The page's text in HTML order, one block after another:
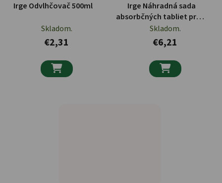
Irge Odvlhčovač 500ml
Skladom.
€2,31

Irge Náhradná sada
absorbčných tabliet proti
vhkosti bez vône 2x450g
Skladom.
€6,21
